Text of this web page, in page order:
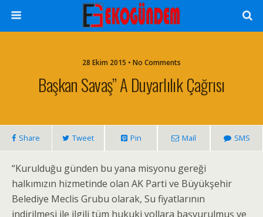
28 Ekim 2015 • No Comments
Başkan Savaş” A Duyarlılık Çağrısı
Share Tweet Pin Mail SMS
“Kurulduğu günden bu yana misyonu gereği
halkımızın hizmetinde olan AK Parti ve Büyükşehir
Belediye Meclis Grubu olarak, Su fiyatlarının
indirilmesi ile ilgili tüm hukuki yollara başvurulmuş ve